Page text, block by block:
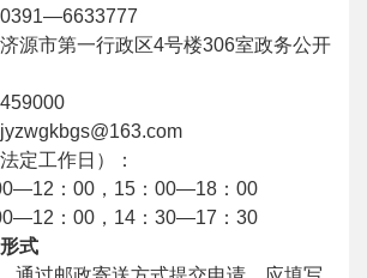
源市第一行政区4号楼306室政务公开
定工作日）：
：00，15：00—18：00
：00，14：30—17：30
式